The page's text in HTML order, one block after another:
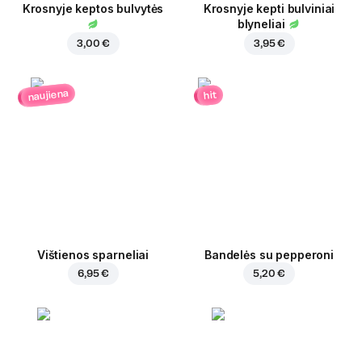
Krosnyje keptos bulvytės
3,00 €
Krosnyje kepti bulviniai
blyneliai
3,95 €
naujiena
Vištienos sparneliai
6,95 €
hit
Bandelės su pepperoni
5,20 €